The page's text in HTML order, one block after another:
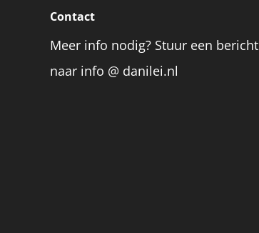
Contact
Meer info nodig? Stuur een bericht
naar info @ danilei.nl